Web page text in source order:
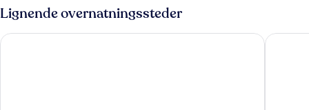
ikke-
ryger
1
seng
Lignende overnatningssteder
The Westin Grand Frankfurt